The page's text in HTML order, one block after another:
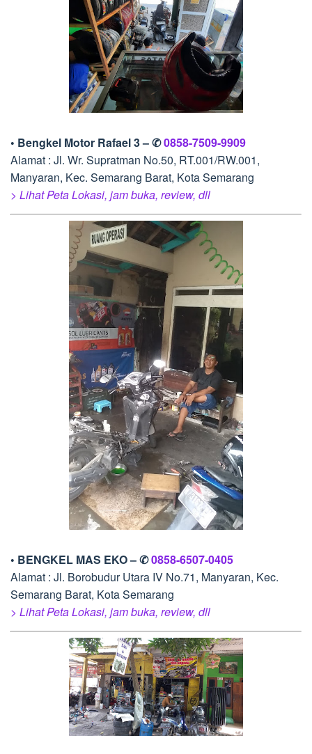
• Bengkel Motor Rafael 3 – ✆0858-7509-9909
Alamat : Jl. Wr. Supratman No.50, RT.001/RW.001,
Manyaran, Kec. Semarang Barat, Kota Semarang
> Lihat Peta Lokasi, jam buka, review, dll
• BENGKEL MAS EKO – ✆0858-6507-0405
Alamat : Jl. Borobudur Utara IV No.71, Manyaran, Kec.
Semarang Barat, Kota Semarang
> Lihat Peta Lokasi, jam buka, review, dll